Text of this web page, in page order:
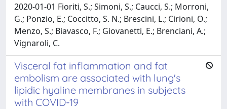
2020-01-01 Fioriti, S.; Simoni, S.; Caucci, S.; Morroni,
G.; Ponzio, E.; Coccitto, S. N.; Brescini, L.; Cirioni, O.;
Menzo, S.; Biavasco, F.; Giovanetti, E.; Brenciani, A.;
Vignaroli, C.
Visceral fat inflammation and fat
embolism are associated with lung's
lipidic hyaline membranes in subjects
with COVID-19